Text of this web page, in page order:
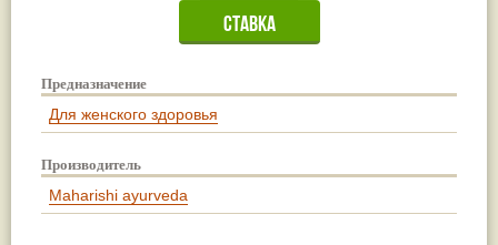
Предназначение
Для женского здоровья
Производитель
Maharishi ayurveda